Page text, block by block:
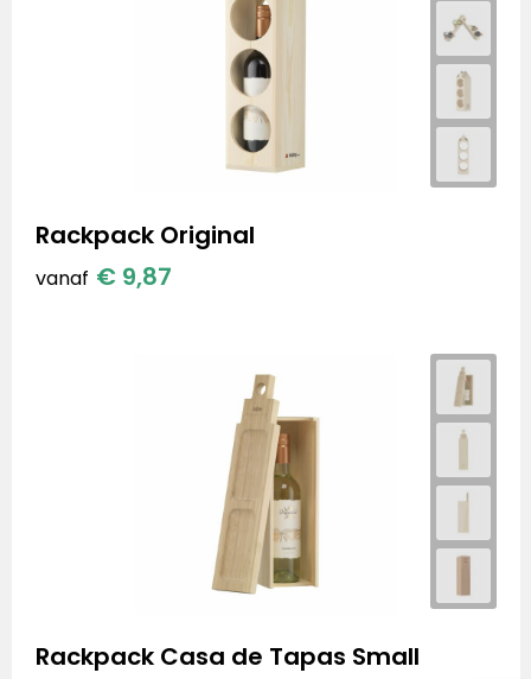
Rackpack Original
vanaf € 9,87
Rackpack Casa de Tapas Small